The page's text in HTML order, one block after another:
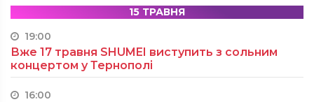
15 ТРАВНЯ
19:00
Вже 17 травня SHUMEI виступить з сольним
концертом у Тернополі
16:00